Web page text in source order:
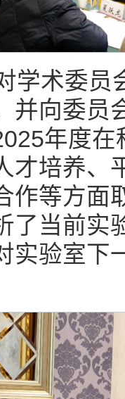
学术委员
并向委员
年度
才培养、
作等方面
了当前实
实验室下